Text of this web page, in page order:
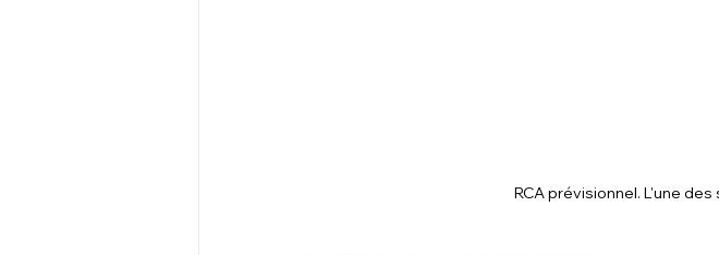
RCA prévisionnel. L'une